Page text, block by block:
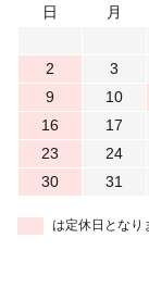
日
月
2
3
9
10
16
17
23
24
30
31
は定休日となり